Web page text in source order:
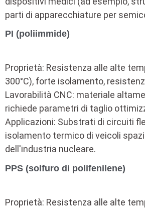
parti di apparecchiature per
PI (poliimmide)
Proprietà: Resistenza alle alte
300°C), forte isolamento,
Lavorabilità CNC: materiale
richiede parametri di taglio
Applicazioni: Substrati di circuiti
isolamento termico di veicoli
dell'industria nucleare.
PPS (solfuro di polifenilene)
Proprietà: Resistenza alle alte